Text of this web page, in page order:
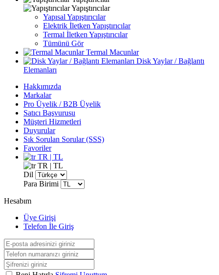
Yapıştırıcılar
Yapısal Yapıştırıcılar
Elektrik İletken Yapıştırıcılar
Termal İletken Yapıştırıcılar
Tümünü Gör
Termal Macunlar
Disk Yaylar / Bağlantı
Elemanları
Hakkımızda
Markalar
Pro Üyelik / B2B Üyelik
Satıcı Başvurusu
Müşteri Hizmetleri
Duyurular
Sık Sorulan Sorular (SSS)
Favoriler
TR | TL
TR | TL
Dil
Para Birimi
Hesabım
Üye Girişi
Telefon İle Giriş